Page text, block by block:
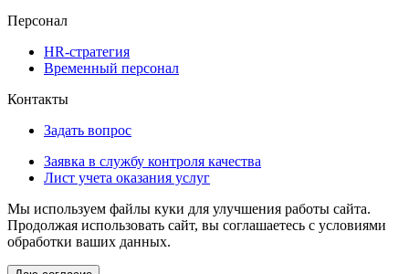
Персонал
HR-стратегия
Временный персонал
Контакты
Задать вопрос
Заявка в службу контроля качества
Лист учета оказания услуг
Мы используем файлы куки для улучшения работы сайта.
Продолжая использовать сайт, вы соглашаетесь с условиями
обработки ваших данных.